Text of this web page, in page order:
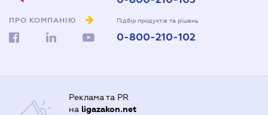
ПРО КОМПАНІЮ Підбір продуктів та рішень
0-800-210-102
Реклама та PR
на ligazakon.net